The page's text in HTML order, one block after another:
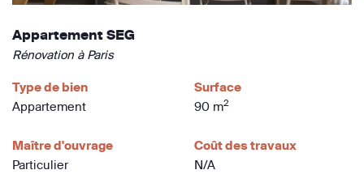
Appartement SEG
Rénovation à Paris
Type de bien
Appartement
Surface
90 m2
Maître d'ouvrage
Particulier
Coût des travaux
N/A